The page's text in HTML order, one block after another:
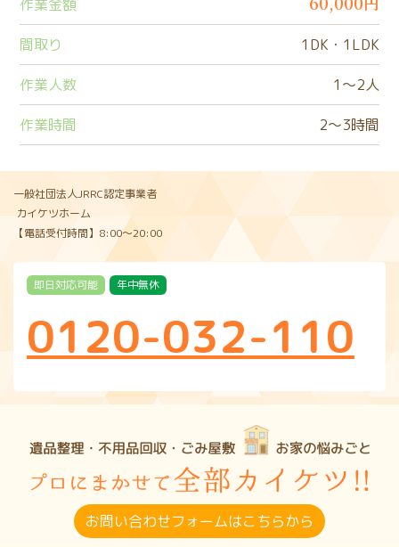
作業金額
間取り 1DK・1LDK
作業人数 1〜2人
作業時間 2〜3時間
一般社団法人JRRC認定事業者
カイケツホーム
【電話受付時間】8:00〜20:00
即日対応可能 年中無休
0120-032-110
お問い合わせフォームはこちらから